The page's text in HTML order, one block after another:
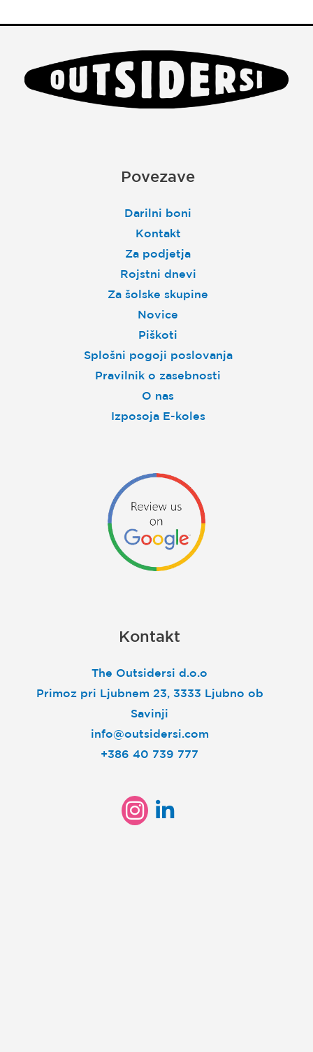
Povezave
Darilni boni
Kontakt
Za podjetja
Rojstni dnevi
Za šolske skupine
Novice
Piškoti
Splošni pogoji poslovanja
Pravilnik o zasebnosti
O nas
Izposoja E-koles
Kontakt
The Outsidersi d.o.o
Primoz pri Ljubnem 23, 3333 Ljubno ob
Savinji
info@outsidersi.com
+386 40 739 777